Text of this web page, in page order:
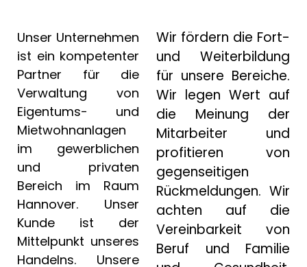
Unser Unternehmen
ist ein kompetenter
Partner für die
Verwaltung von
Eigentums- und
Mietwohnanlagen
im gewerblichen
und privaten
Bereich im Raum
Hannover. Unser
Kunde ist der
Mittelpunkt unseres
Handelns. Unsere
Wir fördern die Fort-
und Weiterbildung
für unsere Bereiche.
Wir legen Wert auf
die Meinung der
Mitarbeiter und
profitieren von
gegenseitigen
Rückmeldungen. Wir
achten auf die
Vereinbarkeit von
Beruf und Familie